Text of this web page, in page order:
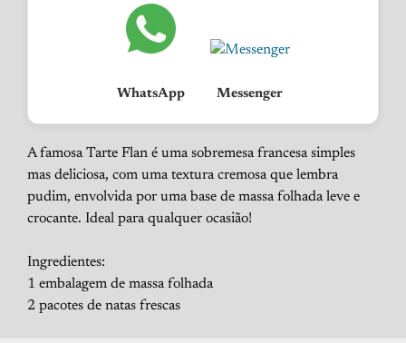
WhatsApp Messenger
A famosa Tarte Flan é uma sobremesa francesa simples
mas deliciosa, com uma textura cremosa que lembra
pudim, envolvida por uma base de massa folhada leve e
crocante. Ideal para qualquer ocasião!
Ingredientes:
1 embalagem de massa folhada
2 pacotes de natas frescas